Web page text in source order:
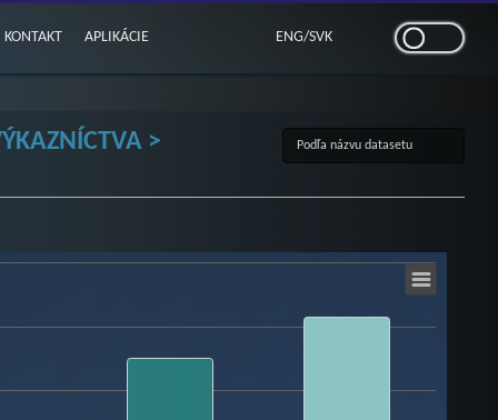
KONTAKT APLIKÁCIE ENG/SVK
>